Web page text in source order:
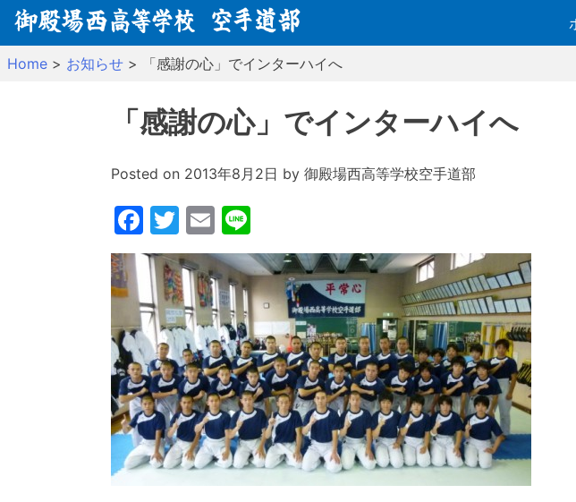
Skip
Home > お知らせ > 「感謝の心」でインターハイへ
「感謝の心」でインターハイへ
Posted on 2013年8月2日 by 御殿場西高等学校空手道部
Facebook
Twitter
Email